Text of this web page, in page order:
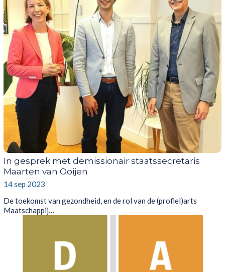
In gesprek met demissionair staatssecretaris
Maarten van Ooijen
14 sep 2023
De toekomst van gezondheid, en de rol van de (profiel)arts
Maatschappij…